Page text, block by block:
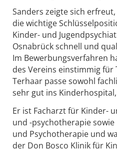
Sanders zeigte sich
die wichtige
Kinder- und
Osnabrück schnell und
Im Bewerbungsverfahren
des Vereins einstimmig für
Terhaar passe sowohl
sehr gut ins
Er ist Facharzt für Kinder-
und -psychotherapie
und Psychotherapie und
der Don Bosco Klinik für